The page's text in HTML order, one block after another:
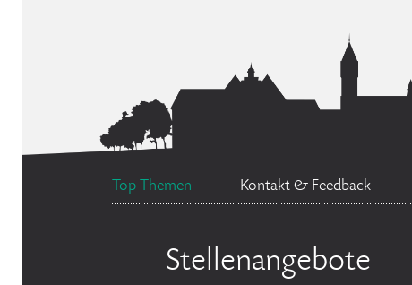
Top Themen Kontakt & Feedback
Stellenangebote